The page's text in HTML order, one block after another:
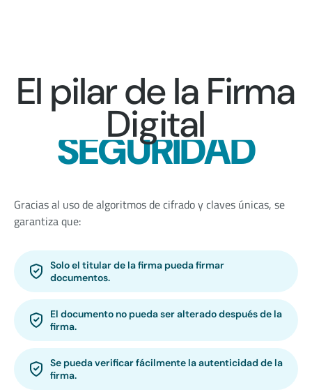
El pilar de la Firma
Digital
SEGURIDAD
Gracias al uso de algoritmos de cifrado y claves únicas, se
garantiza que:
Solo el titular de la firma pueda firmar
documentos.
El documento no pueda ser alterado después de la
firma.
Se pueda verificar fácilmente la autenticidad de la
firma.